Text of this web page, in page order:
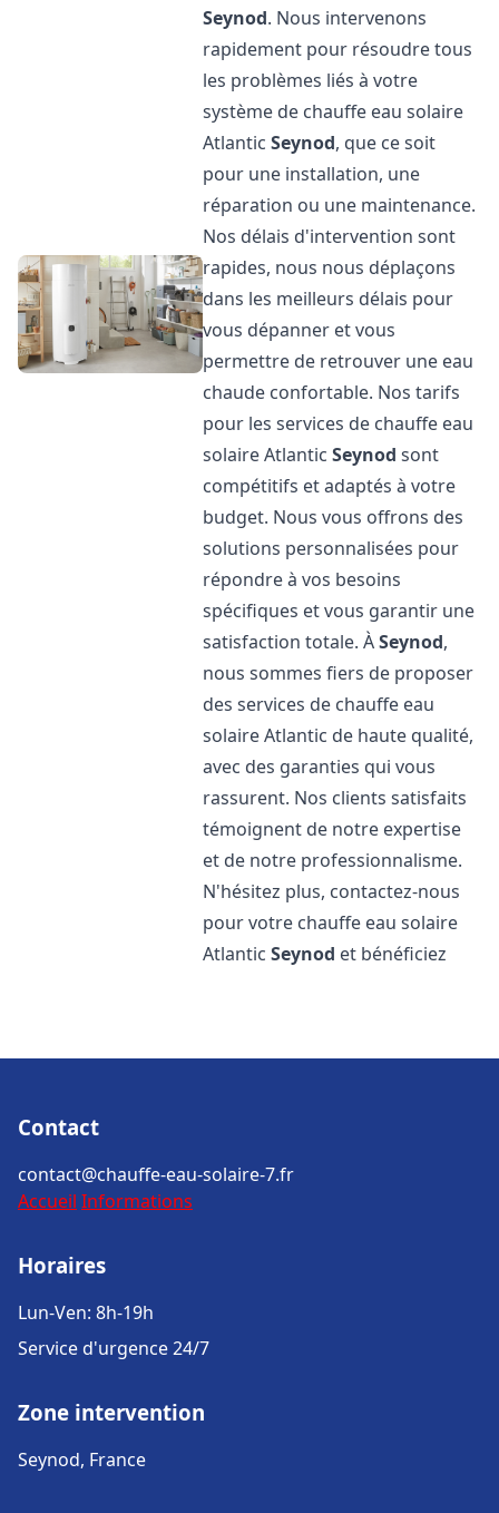
Seynod. Nous intervenons
rapidement pour résoudre tous
les problèmes liés à votre
système de chauffe eau solaire
AtlanticSeynod, que ce soit
pour une installation, une
réparation ou une maintenance.
Nos délais d'intervention sont
rapides, nous nous déplaçons
dans les meilleurs délais pour
vous dépanner et vous
permettre de retrouver une eau
chaude confortable. Nos tarifs
pour les services de chauffe eau
solaire AtlanticSeynod sont
compétitifs et adaptés à votre
budget. Nous vous offrons des
solutions personnalisées pour
répondre à vos besoins
spécifiques et vous garantir une
satisfaction totale. ÀSeynod,
nous sommes fiers de proposer
des services de chauffe eau
solaire Atlantic de haute qualité,
avec des garanties qui vous
rassurent. Nos clients satisfaits
témoignent de notre expertise
et de notre professionnalisme.
N'hésitez plus, contactez-nous
pour votre chauffe eau solaire
AtlanticSeynod et bénéficiez
Contact
contact@chauffe-eau-solaire-7.fr
Accueil Informations
Horaires
Lun-Ven: 8h-19h
Service d'urgence 24/7
Zone intervention
Seynod, France